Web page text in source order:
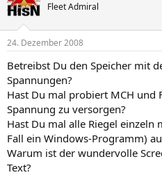
Fleet Admiral
24. Dezember 2008
Betreibst Du den Speicher mit
Spannungen?
Hast Du mal probiert MCH und
Spannung zu versorgen?
Hast Du mal alle Riegel
Fall ein Windows-Programm)
Warum ist der wundervolle
Text?